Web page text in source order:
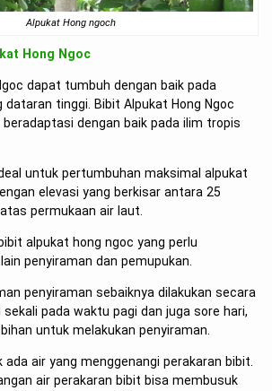
Alpukat Hong ngoch
Hong Ngoc
dapat tumbuh dengan baik pada
dataran tinggi. Bibit Alpukat Hong Ngoc
dengan baik pada ilim tropis
untuk pertumbuhan maksimal alpukat
elevasi yang berkisar antara 25
permukaan air laut.
alpukat hong ngoc yang perlu
penyiraman dan pemupukan.
penyiraman sebaiknya dilakukan secara
pada waktu pagi dan juga sore hari,
untuk melakukan penyiraman.
ada air yang menggenangi perakaran bibit.
air perakaran bibit bisa membusuk